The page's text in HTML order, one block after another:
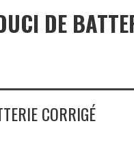
DE
CORRIGÉ